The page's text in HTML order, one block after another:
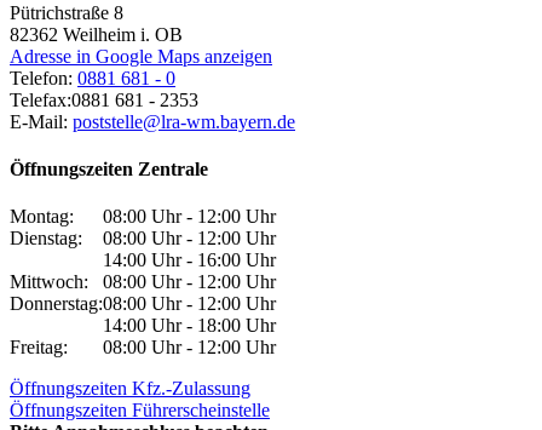
Pütrichstraße 8
82362 Weilheim i. OB
Adresse in Google Maps anzeigen
Telefon: 0881 681 - 0
Telefax:0881 681 - 2353
E-Mail: poststelle@lra-wm.bayern.de
Öffnungszeiten Zentrale
Montag:
08:00 Uhr - 12:00 Uhr
Dienstag:
08:00 Uhr - 12:00 Uhr
14:00 Uhr - 16:00 Uhr
Mittwoch:
08:00 Uhr - 12:00 Uhr
Donnerstag:08:00 Uhr - 12:00 Uhr
14:00 Uhr - 18:00 Uhr
Freitag:
08:00 Uhr - 12:00 Uhr
Öffnungszeiten Kfz.-Zulassung
Öffnungszeiten Führerscheinstelle